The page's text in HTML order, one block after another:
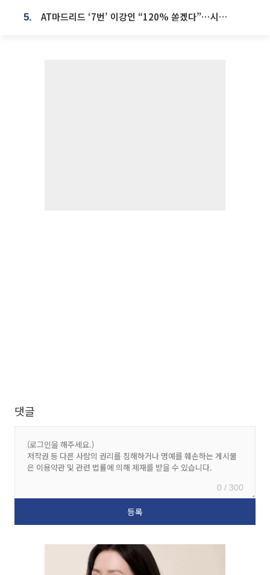
5. AT마드리드 ‘7번’ 이강인 “120% 쏟겠다”⋯시메오네 감독 “필요한 선수”
댓글
0 / 300